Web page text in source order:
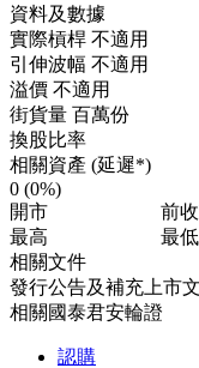
資料及數據
實際槓桿 不適用
引伸波幅 不適用
溢價 不適用
街貨量 百萬份
換股比率
相關資產 (延遲*)
0 (0%)
開市
前
最高
最低
相關文件
發行公告及補充上市
相關國泰君安輪證
認購